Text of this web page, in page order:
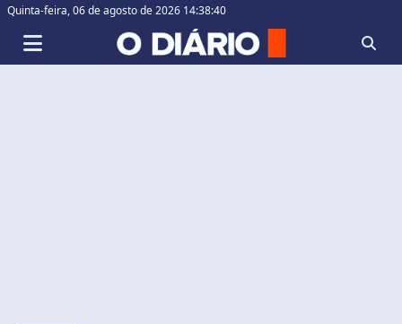
Quinta-feira,06 de agosto de 2026 14:38:41